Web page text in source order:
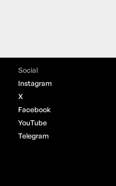
Social
Instagram
X
Facebook
YouTube
Telegram